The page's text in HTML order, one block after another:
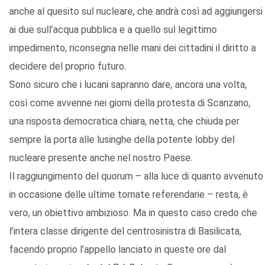
anche al quesito sul nucleare, che andrà così ad aggiungersi
ai due sull’acqua pubblica e a quello sul legittimo
impedimento, riconsegna nelle mani dei cittadini il diritto a
decidere del proprio futuro.
Sono sicuro che i lucani sapranno dare, ancora una volta,
così come avvenne nei giorni della protesta di Scanzano,
una risposta democratica chiara, netta, che chiuda per
sempre la porta alle lusinghe della potente lobby del
nucleare presente anche nel nostro Paese.
Il raggiungimento del quorum – alla luce di quanto avvenuto
in occasione delle ultime tornate referendarie – resta, è
vero, un obiettivo ambizioso. Ma in questo caso credo che
l’intera classe dirigente del centrosinistra di Basilicata,
facendo proprio l’appello lanciato in queste ore dal